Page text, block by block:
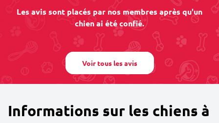
Les avis sont placés par nos membres après qu'un
chien ai été confié.
Voir tous les avis
Informations sur les chiens à